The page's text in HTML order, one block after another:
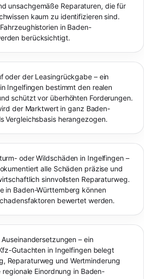
unsachgemäße Reparaturen, die für
kaum zu identifizieren sind.
in Baden-
berücksichtigt.
oder der Leasingrückgabe – ein
Ingelfingen bestimmt den realen
schützt vor überhöhten Forderungen.
der Marktwert in ganz Baden-
Vergleichsbasis herangezogen.
oder Wildschäden in Ingelfingen –
alle Schäden präzise und
sinnvollsten Reparaturweg.
in Baden-Württemberg können
bewertet werden.
– ein
Gutachten in Ingelfingen belegt
Reparaturweg und Wertminderung
regionale Einordnung in Baden-